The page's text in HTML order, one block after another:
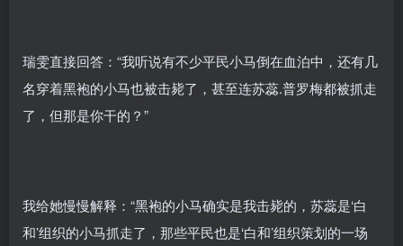
瑞雯直接回答：“我听说有不少平民小马倒在血泊中，还有几
名穿着黑袍的小马也被击毙了，甚至连苏蕊.普罗梅都被抓走
了，但那是你干的？”
我给她慢慢解释：“黑袍的小马确实是我击毙的，苏蕊是‘白
和’组织的小马抓走了，那些平民也是‘白和’组织策划的一场